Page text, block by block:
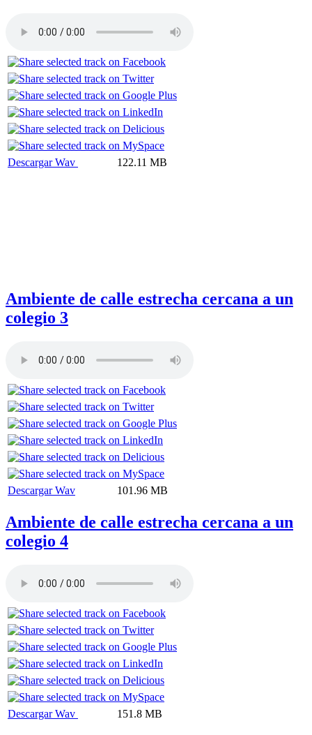
Descargar Wav 122.11 MB
Ambiente de calle estrecha cercana a un
colegio 3
Descargar Wav 101.96 MB
Ambiente de calle estrecha cercana a un
colegio 4
Descargar Wav 151.8 MB